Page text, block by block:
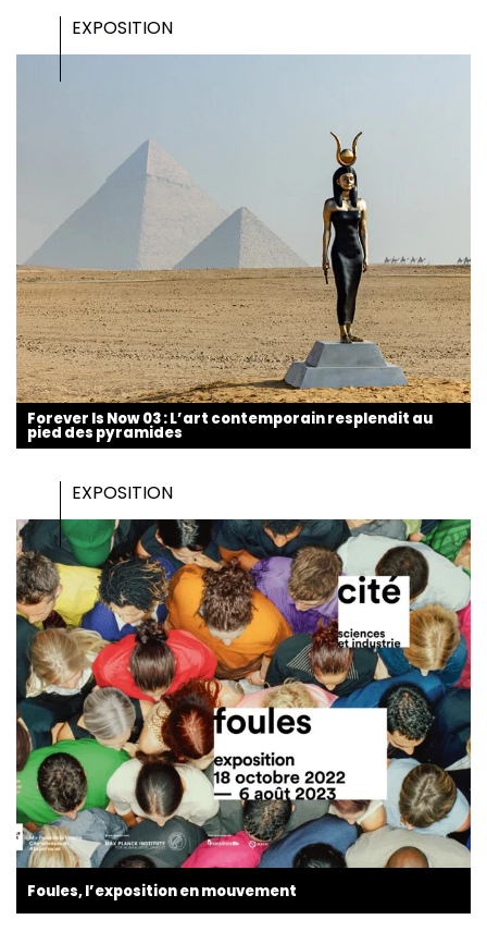
EXPOSITION
Forever Is Now 03 : L’art contemporain resplendit au
pied des pyramides
EXPOSITION
Foules, l’exposition en mouvement